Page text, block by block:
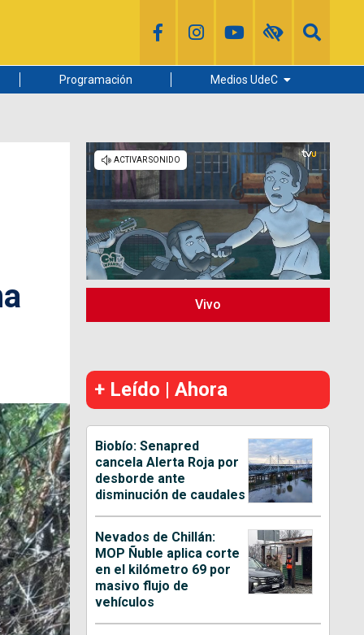
Programación Medios UdeC
Radio UdeC
Noticias UdeC
La Discusión
Vivo
+ Leído | Ahora
Biobío: Senapred
cancela Alerta Roja por
desborde ante
disminución de caudales
Nevados de Chillán:
MOP Ñuble aplica corte
en el kilómetro 69 por
masivo flujo de
vehículos